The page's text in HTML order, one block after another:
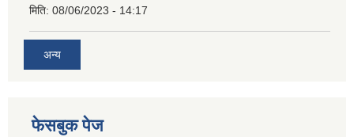
मिति: 08/06/2023 - 14:17
अन्य
फेसबुक पेज